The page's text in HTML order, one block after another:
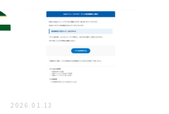
2026.01.13